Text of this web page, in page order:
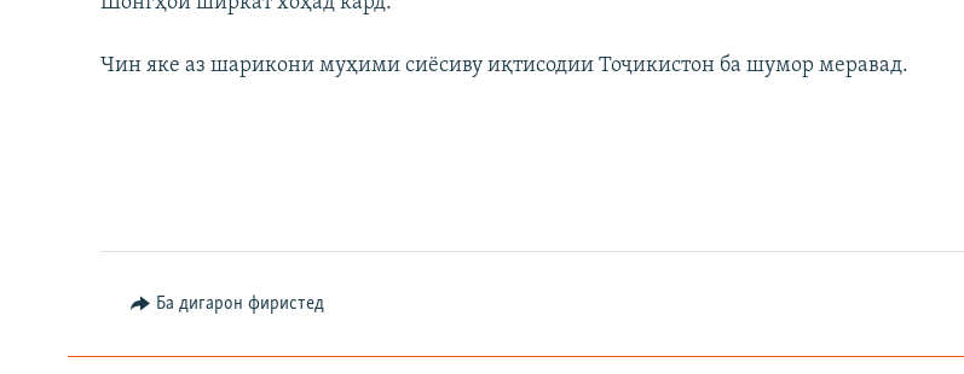
Чин яке аз шарикони муҳими сиёсиву иқтисодии Тоҷикистон ба шумор меравад.
Ба дигарон фиристед